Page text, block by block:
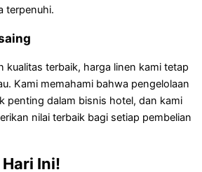
terpenuhi.
kualitas terbaik, harga linen kami tetap
Kami memahami bahwa pengelolaan
penting dalam bisnis hotel, dan kami
nilai terbaik bagi setiap pembelian
Ini!